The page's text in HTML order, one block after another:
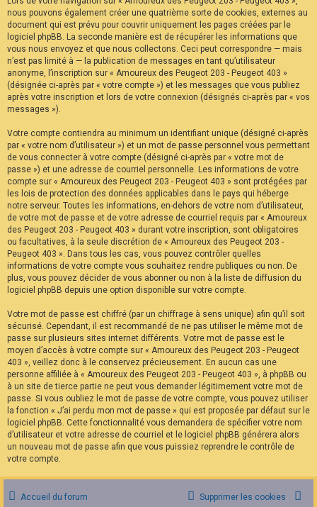
nous pouvons également créer une quatrième sorte de cookies, externes au
document qui est prévu pour couvrir uniquement les pages créées par le
logiciel phpBB. La seconde manière est de récupérer les informations que
vous nous envoyez et que nous collectons. Ceci peut correspondre — mais
n’est pas limité à — la publication de messages en tant qu’utilisateur
anonyme, l’inscription sur « Amoureux des Peugeot 203 - Peugeot 403 »
(désignée ci-après par « votre compte ») et les messages que vous publiez
après votre inscription et lors de votre connexion (désignés ci-après par « vos
messages »).
Votre compte contiendra au minimum un identifiant unique (désigné ci-après
par « votre nom d’utilisateur ») et un mot de passe personnel vous permettant
de vous connecter à votre compte (désigné ci-après par « votre mot de
passe ») et une adresse de courriel personnelle. Les informations de votre
compte sur « Amoureux des Peugeot 203 - Peugeot 403 » sont protégées par
les lois de protection des données applicables dans le pays qui héberge
notre serveur. Toutes les informations, en-dehors de votre nom d’utilisateur,
de votre mot de passe et de votre adresse de courriel requis par « Amoureux
des Peugeot 203 - Peugeot 403 » durant votre inscription, sont obligatoires
ou facultatives, à la seule discrétion de « Amoureux des Peugeot 203 -
Peugeot 403 ». Dans tous les cas, vous pouvez contrôler quelles
informations de votre compte vous souhaitez rendre publiques ou non. De
plus, vous pouvez décider de vous abonner ou non à la liste de diffusion du
logiciel phpBB depuis une option disponible sur votre compte.
Votre mot de passe est chiffré (par un chiffrage à sens unique) afin qu’il soit
sécurisé. Cependant, il est recommandé de ne pas utiliser le même mot de
passe sur plusieurs sites internet différents. Votre mot de passe est le
moyen d’accès à votre compte sur « Amoureux des Peugeot 203 - Peugeot
403 », veillez donc à le conservez précieusement. En aucun cas une
personne affiliée à « Amoureux des Peugeot 203 - Peugeot 403 », à phpBB ou
à un site de tierce partie ne peut vous demander légitimement votre mot de
passe. Si vous oubliez le mot de passe de votre compte, vous pouvez utiliser
la fonction « J’ai perdu mon mot de passe » qui est proposée par défaut sur le
logiciel phpBB. Cette fonctionnalité vous demandera de spécifier votre nom
d’utilisateur et votre adresse de courriel et le logiciel phpBB générera alors
un nouveau mot de passe afin que vous puissiez reprendre le contrôle de
votre compte.
Accueil du forum Supprimer les cookies